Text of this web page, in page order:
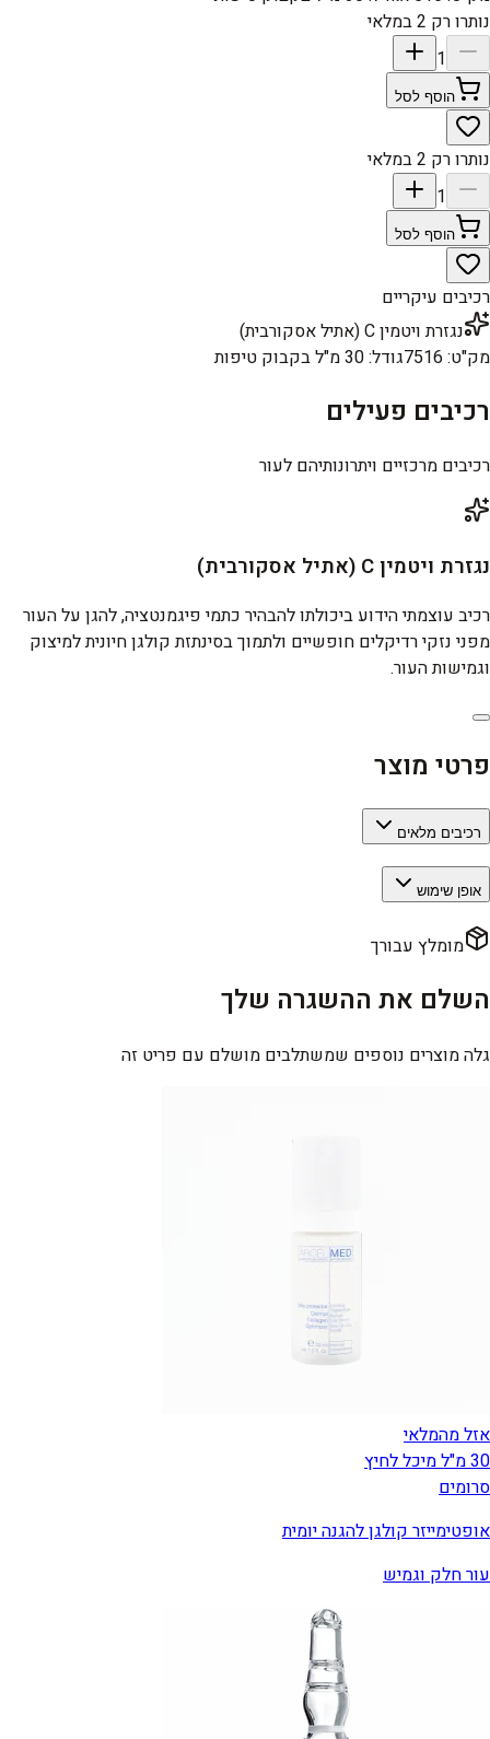
נותרו רק 2 במלאי
1
הוסף לסל
נותרו רק 2 במלאי
1
הוסף לסל
רכיבים עיקריים
נגזרת ויטמין C (אתיל אסקורבית)
מק"ט:
7516גודל:30 מ"ל בקבוק טיפות
רכיבים פעילים
רכיבים מרכזיים ויתרונותיהם לעור
נגזרת ויטמין C (אתיל אסקורבית)
רכיב עוצמתי הידוע ביכולתו להבהיר כתמי פיגמנטציה, להגן על העור
מפני נזקי רדיקלים חופשיים ולתמוך בסינתזת קולגן חיונית למיצוק
וגמישות העור.
פרטי מוצר
רכיבים מלאים
אופן שימוש
מומלץ עבורך
השלם את ההשגרה שלך
גלה מוצרים נוספים שמשתלבים מושלם עם פריט זה
אזל מהמלאי
30 מ"ל מיכל לחיץ
סרומים
אופטימייזר קולגן להגנה יומית
עור חלק וגמיש